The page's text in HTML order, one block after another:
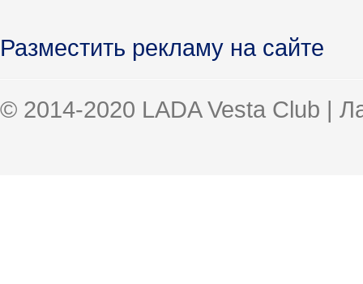
Разместить рекламу на сайте
© 2014-2020 LADA Vesta Club |